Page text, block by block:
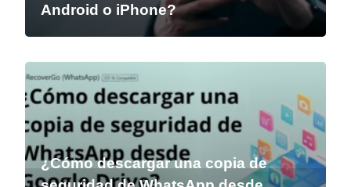
Android o iPhone?
¿Cómo descargar una copia de